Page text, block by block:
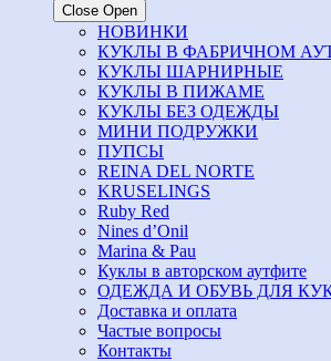
Close Open
НОВИНКИ
КУКЛЫ В ФАБРИЧНОМ
КУКЛЫ ШАРНИРНЫЕ
КУКЛЫ В ПИЖАМЕ
КУКЛЫ БЕЗ ОДЕЖДЫ
МИНИ ПОДРУЖКИ
ПУПСЫ
REINA DEL NORTE
KRUSELINGS
Ruby Red
Nines d’Onil
Marina & Pau
Куклы в авторском аутфите
ОДЕЖДА И ОБУВЬ ДЛЯ
Доставка и оплата
Частые вопросы
Контакты